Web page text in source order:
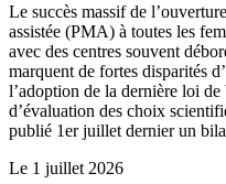
Le succès massif de
assistée (PMA) à toutes les
avec des centres souvent
marquent de fortes disparités
l’adoption de la dernière loi
d’évaluation des choix
publié 1er juillet dernier un
Le 1 juillet 2026